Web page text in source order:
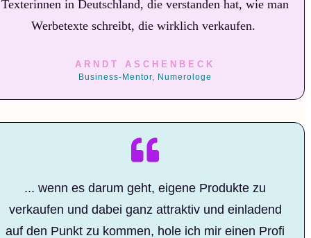
Texterinnen in Deutschland, die verstanden hat, wie man
Werbetexte schreibt, die wirklich verkaufen.
ARNDT ASCHENBECK
Business-Mentor, Numerologe
... wenn es darum geht, eigene Produkte zu
verkaufen und dabei ganz attraktiv und einladend
auf den Punkt zu kommen, hole ich mir einen Profi